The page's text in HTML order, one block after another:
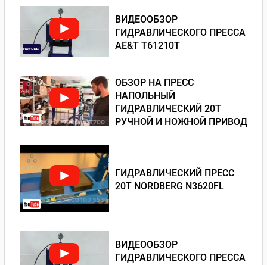
ВИДЕООБЗОР
ГИДРАВЛИЧЕСКОГО ПРЕССА
AE&T T61210T
ОБЗОР НА ПРЕСС
НАПОЛЬНЫЙ
ГИДРАВЛИЧЕСКИЙ 20Т
РУЧНОЙ И НОЖНОЙ ПРИВОД
ГИДРАВЛИЧЕСКИЙ ПРЕСС
20Т NORDBERG N3620FL
ВИДЕООБЗОР
ГИДРАВЛИЧЕСКОГО ПРЕССА